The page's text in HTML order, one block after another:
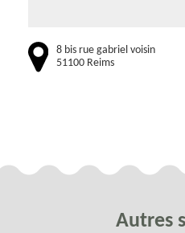
8 bis rue gabriel voisin
51100 Reims
Autres